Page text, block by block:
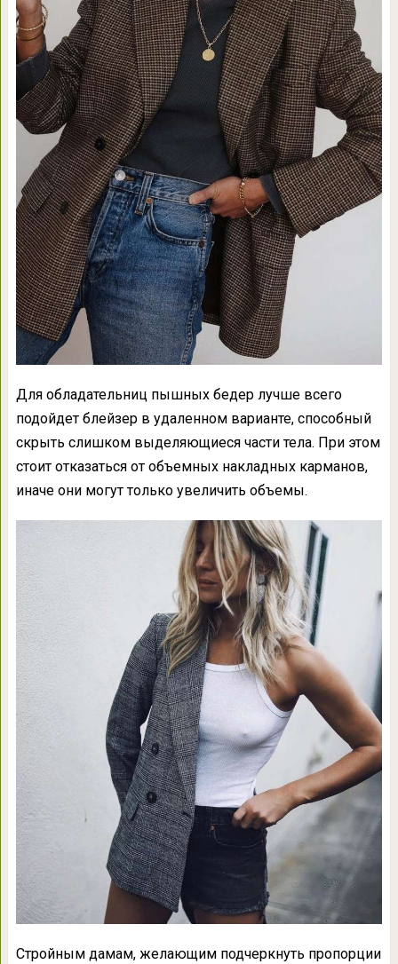
Для обладательниц пышных бедер лучше всего
подойдет блейзер в удаленном варианте, способный
скрыть слишком выделяющиеся части тела. При этом
стоит отказаться от объемных накладных карманов,
иначе они могут только увеличить объемы.
Стройным дамам, желающим подчеркнуть пропорции